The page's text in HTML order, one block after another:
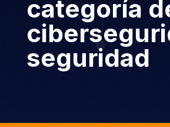
categoría
seguridad